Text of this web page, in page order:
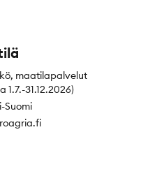
maatilapalvelut
31.12.2026)
Suomi